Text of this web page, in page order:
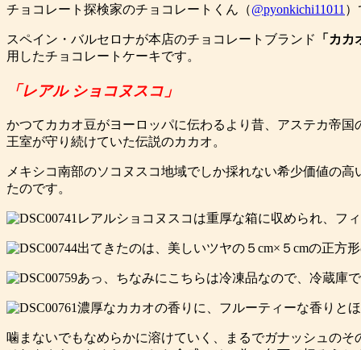
チョコレート探検家のチョコレートくん（@pyonkichi11011
スペイン・バルセロナが本店のチョコレートブランド
「カ
用したチョコレートケーキです。
「レアル ショコヌスコ」
かつてカカオ豆がヨーロッパに伝わるより昔、アステカ帝
王室が守り続けていた伝説のカカオ。
メキシコ南部のソコヌスコ地域でしか採れない希少価値の
たのです。
レアルショコヌスコは重厚な箱に収められ、フ
出てきたのは、美しいツヤの５cm×５cmの正方
あっ、ちなみにこちらは冷凍品なので、冷蔵庫
濃厚なカカオの香りに、フルーティーな香りと
噛まないでもなめらかに溶けていく、まるでガナッシュの